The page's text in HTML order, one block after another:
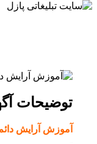
توضیحات آگهی
آموزش آرایش دائم